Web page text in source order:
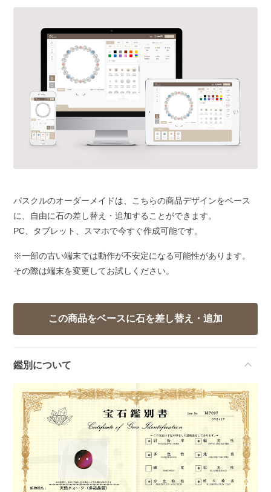
パスクルのオーダーメイドは、こちらの商品デザインをベース
に、自由に石の差し替え・追加することができます。
PC、タブレット、スマホで今すぐ作成可能です。
※一部の古い端末では動作が不安定になる可能性があります。
その際は端末を変更してお試しください。
鑑別について